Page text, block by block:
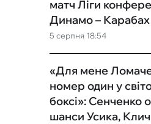
5 серпня 18:54
матч Ліги
Динамо – Карабах
«Для мене
номер один у
боксі»: Сенченко
шанси Усика,